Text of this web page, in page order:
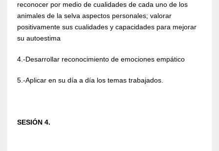
reconocer por medio de cualidades de cada uno de los
animales de la selva aspectos personales; valorar
positivamente sus cualidades y capacidades para mejorar
su autoestima
4.-Desarrollar reconocimiento de emociones empático
5.-Aplicar en su día a día los temas trabajados.
SESIÓN 4.